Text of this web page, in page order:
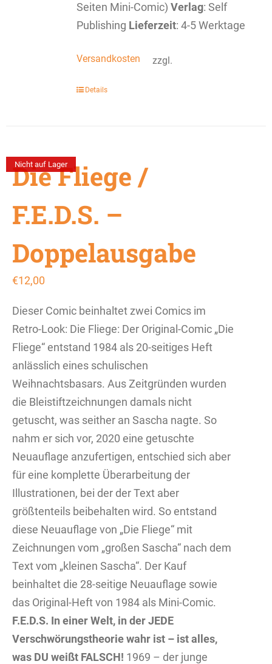
Seiten Mini-Comic) Verlag: Self
Publishing Lieferzeit: 4-5 Werktage
zzgl.
Versandkosten
Details
Nicht auf Lager
Die Fliege /
F.E.D.S. –
Doppelausgabe
€12,00
Dieser Comic beinhaltet zwei Comics im
Retro-Look: Die Fliege: Der Original-Comic „Die
Fliege“ entstand 1984 als 20-seitiges Heft
anlässlich eines schulischen
Weihnachtsbasars. Aus Zeitgründen wurden
die Bleistiftzeichnungen damals nicht
getuscht, was seither an Sascha nagte. So
nahm er sich vor, 2020 eine getuschte
Neuauflage anzufertigen, entschied sich aber
für eine komplette Überarbeitung der
Illustrationen, bei der der Text aber
größtenteils beibehalten wird. So entstand
diese Neuauflage von „Die Fliege“ mit
Zeichnungen vom „großen Sascha“ nach dem
Text vom „kleinen Sascha“. Der Kauf
beinhaltet die 28-seitige Neuauflage sowie
das Original-Heft von 1984 als Mini-Comic.
F.E.D.S. In einer Welt, in der JEDE
Verschwörungstheorie wahr ist – ist alles,
was DU weißt FALSCH! 1969 – der junge